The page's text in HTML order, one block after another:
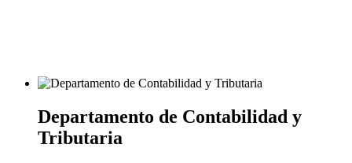
Departamento de Contabilidad y
Tributaria